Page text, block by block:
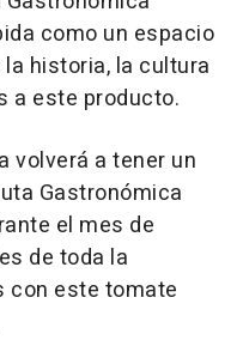
como un espacio
historia, la cultura
a este producto.
volverá a tener un
Gastronómica
el mes de
de toda la
con este tomate